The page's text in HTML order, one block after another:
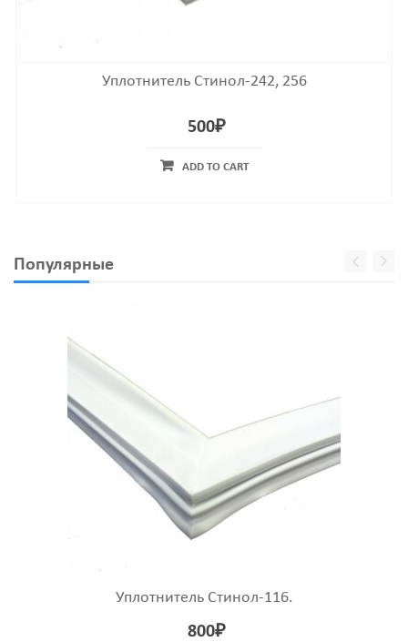
Уплотнитель Стинол-242, 256
500₽
ADD TO CART
Популярные
Уплотнитель Стинол-116.
800₽